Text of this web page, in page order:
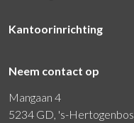
Kantoorinrichting
Neem contact op
Mangaan 4
5234 GD, 's-